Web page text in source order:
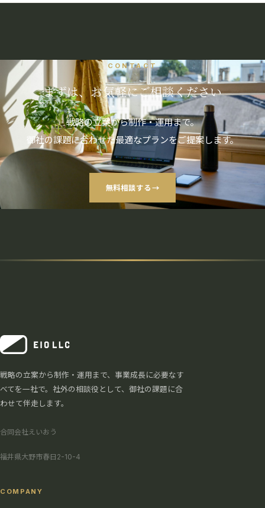
CONTACT
まずは、お気軽にご相談ください
戦略の立案から制作・運用まで。
御社の課題に合わせた最適なプランをご提案します。
無料相談する →
戦略の立案から制作・運用まで、事業成長に必要なす
べてを一社で。社外の相談役として、御社の課題に合
わせて伴走します。
合同会社えいおう
福井県大野市春日2-10-4
COMPANY